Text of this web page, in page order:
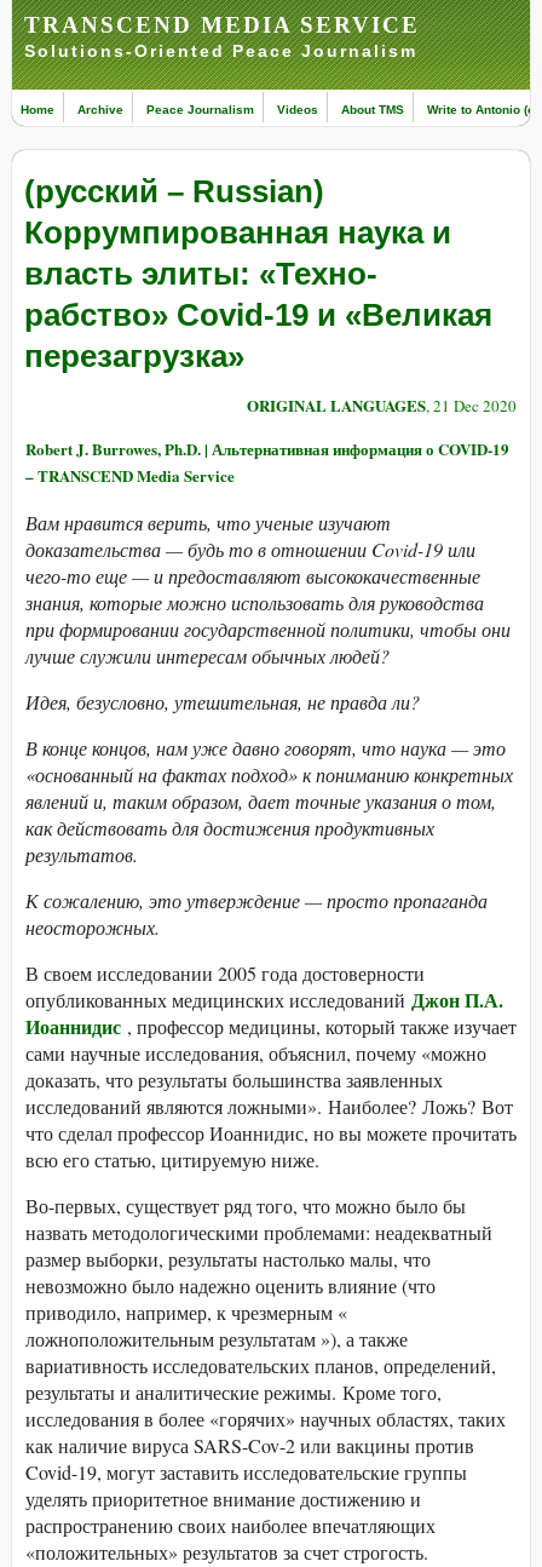
TRANSCEND MEDIA SERVICE
Solutions-Oriented Peace Journalism
Home Archive Peace Journalism Videos About TMS Write to Antonio
(русский – Russian)
Коррумпированная наука и
власть элиты: «Техно-
рабство» Covid-19 и «Великая
перезагрузка»
ORIGINAL LANGUAGES, 21 Dec 2020
Robert J. Burrowes, Ph.D. | Альтернативная информация о COVID-19
– TRANSCEND Media Service
Вам нравится верить, что ученые изучают
доказательства — будь то в отношении Covid-19 или
чего-то еще — и предоставляют высококачественные
знания, которые можно использовать для руководства
при формировании государственной политики, чтобы они
лучше служили интересам обычных людей?
Идея, безусловно, утешительная, не правда ли?
В конце концов, нам уже давно говорят, что наука — это
«основанный на фактах подход» к пониманию конкретных
явлений и, таким образом, дает точные указания о том,
как действовать для достижения продуктивных
результатов.
К сожалению, это утверждение — просто пропаганда
неосторожных.
В своем исследовании 2005 года достоверности
опубликованных медицинских исследований Джон П.А.
Иоаннидис , профессор медицины, который также изучает
сами научные исследования, объяснил, почему «можно
доказать, что результаты большинства заявленных
исследований являются ложными». Наиболее? Ложь? Вот
что сделал профессор Иоаннидис, но вы можете прочитать
всю его статью, цитируемую ниже.
Во-первых, существует ряд того, что можно было бы
назвать методологическими проблемами: неадекватный
размер выборки, результаты настолько малы, что
невозможно было надежно оценить влияние (что
приводило, например, к чрезмерным «
ложноположительным результатам »), а также
вариативность исследовательских планов, определений,
результаты и аналитические режимы. Кроме того,
исследования в более «горячих» научных областях, таких
как наличие вируса SARS-Cov-2 или вакцины против
Covid-19, могут заставить исследовательские группы
уделять приоритетное внимание достижению и
распространению своих наиболее впечатляющих
«положительных» результатов за счет строгость.